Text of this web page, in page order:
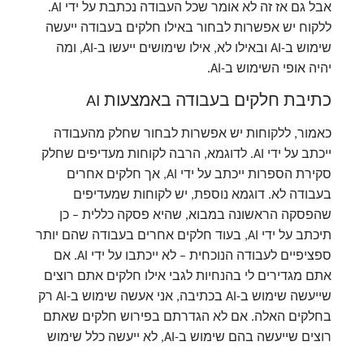
אבל גם אז זה לא אומר שכל העבודה נכתבת על ידי AI.
ללקוח יש אפשרות לבחור באילו חלקים בעבודה ייעשה
שימוש ב-AI ובאילו לא, אילו שימושים ייעשו ב-AI, ומה
יהיה אופי השימוש ב-AI.
כתיבת חלקים בעבודה באמצעות AI
כאמור, ללקוחות יש אפשרות לבחור שחלק מהעבודה
ייכתב על ידי AI. לדוגמא, הרבה לקוחות מעדיפים שחלק
סקירת הספרות ייכתב על ידי AI, אך חלקים אחרים
בעבודה לא. דוגמא נוספת, יש לקוחות שמעדיפים
שהפסקה הראשונה במבוא, שהיא פסקה כללית – כן
תיכתב על ידי AI, בעוד חלקים אחרים בעבודה שהם יותר
ספציפיים לעבודה הנוכחית – לא ייכתבו על ידי AI. אם
אתם מגדירים לי בהנחיות לגבי אילו חלקים אתם רוצים
שייעשה שימוש ב-AI בכתיבה, אני אעשה שימוש ב-AI רק
בחלקים האלה. אם לא הגדרתם בפירוש חלקים שאתם
רוצים שייעשה בהם שימוש ב-AI, לא ייעשה כלל שימוש